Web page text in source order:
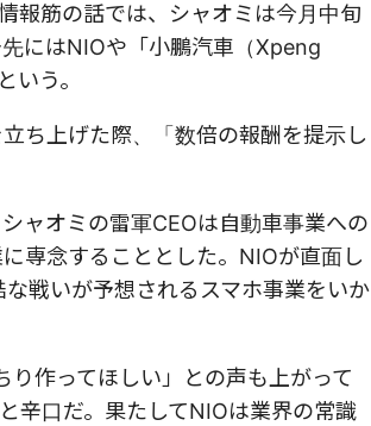
報筋の話では、シャオミは今月中旬
にはNIOや「小鵬汽車（Xpeng
う。
ち上げた際、「数倍の報酬を提示し
ャオミの雷軍CEOは自動車事業への
専念することとした。NIOが直面し
戦いが予想されるスマホ事業をいか
作ってほしい」との声も上がって
辛口だ。果たしてNIOは業界の常識